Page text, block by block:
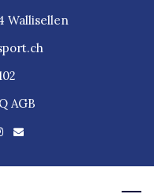
Wallisellen
AGB